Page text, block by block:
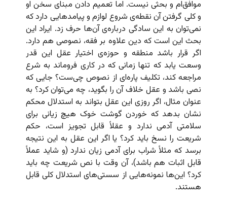
موافق‌ام و بحثی نیست. اما تعمیم دادن مبنای سخن او
و کلی گرفتن آن نقطه‌ی شروع لوازم و پیامدهایی دارد که
نمی‌توان به این سادگی درباره‌ی آن‌ها حرف زد. ایراد این
بحث این است که دین علاوه بر فقه، نصوصی هم دارد.
اگر قرار باشد منطقه‌ و حوزه‌ی اختیار عقل این قدر
وسعت یابد که تنها زمانی که در کاری فروماند به شرع
مراجعه کند، تکلیف پاره‌ای از نصوص چی‌ست؟ جایی که
نصی باشد و عقل خلاف آن را بگوید، چه می‌توان کرد؟ به
عنوان مثال، اگر روزی این عقل بتواند به استدلال محکم
نشان بدهد که خوردن گوشت خوک هیچ زیانی برای
سلامتی آدمی ندارد و عقلاً قابل تجویز است، حکم
شریعت را نسخ باید کرد؟ یا اگر این عقل به این نتیجه
برسد که مثلاً شراب برای آدمی زیان ندارد (و شاید عملاً
قابل اثبات هم باشد)، آن وقت با نص شریعت چه باید
کرد؟ این‌ها نمونه‌هایی از سستی‌های استدلال کلی قابل
هستند.